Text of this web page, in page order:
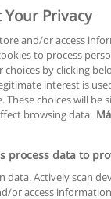
экономики,
по E-mail
пользования
Privacy
and/or access
to process
choices by clicking
interest is
These choices will be
browsing data.
process data to
data. Actively scan
or access